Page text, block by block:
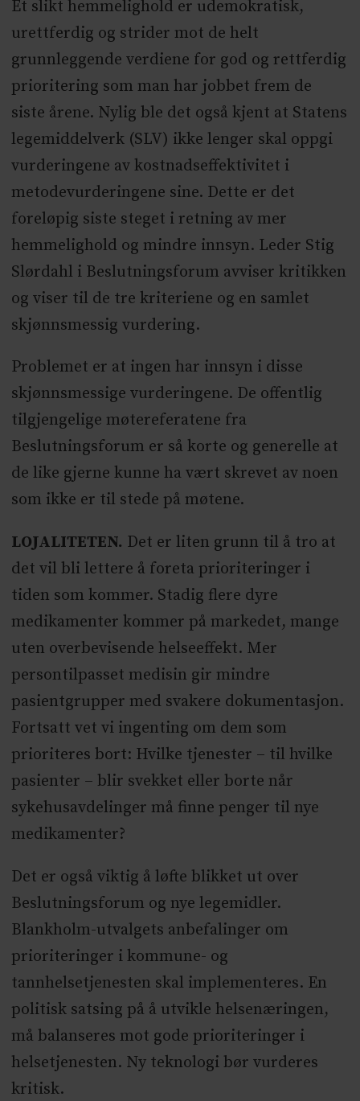
Et slikt hemmelighold er udemokratisk,
urettferdig og strider mot de helt
grunnleggende verdiene for god og rettferdig
prioritering som man har jobbet frem de
siste årene. Nylig ble det også kjent at Statens
legemiddelverk (SLV) ikke lenger skal oppgi
vurderingene av kostnadseffektivitet i
metodevurderingene sine. Dette er det
foreløpig siste steget i retning av mer
hemmelighold og mindre innsyn. Leder Stig
Slørdahl i Beslutningsforum avviser kritikken
og viser til de tre kriteriene og en samlet
skjønnsmessig vurdering.
Problemet er at ingen har innsyn i disse
skjønnsmessige vurderingene. De offentlig
tilgjengelige møtereferatene fra
Beslutningsforum er så korte og generelle at
de like gjerne kunne ha vært skrevet av noen
som ikke er til stede på møtene.
LOJALITETEN. Det er liten grunn til å tro at
det vil bli lettere å foreta prioriteringer i
tiden som kommer. Stadig flere dyre
medikamenter kommer på markedet, mange
uten overbevisende helseeffekt. Mer
persontilpasset medisin gir mindre
pasientgrupper med svakere dokumentasjon.
Fortsatt vet vi ingenting om dem som
prioriteres bort: Hvilke tjenester – til hvilke
pasienter – blir svekket eller borte når
sykehusavdelinger må finne penger til nye
medikamenter?
Det er også viktig å løfte blikket ut over
Beslutningsforum og nye legemidler.
Blankholm-utvalgets anbefalinger om
prioriteringer i kommune- og
tannhelsetjenesten skal implementeres. En
politisk satsing på å utvikle helsenæringen,
må balanseres mot gode prioriteringer i
helsetjenesten. Ny teknologi bør vurderes
kritisk.